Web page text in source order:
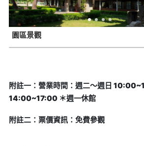
園區景觀
附註一：營業時間：週二～週日
14:00~17:00 ＊週一休館
附註二：票價資訊：免費參觀